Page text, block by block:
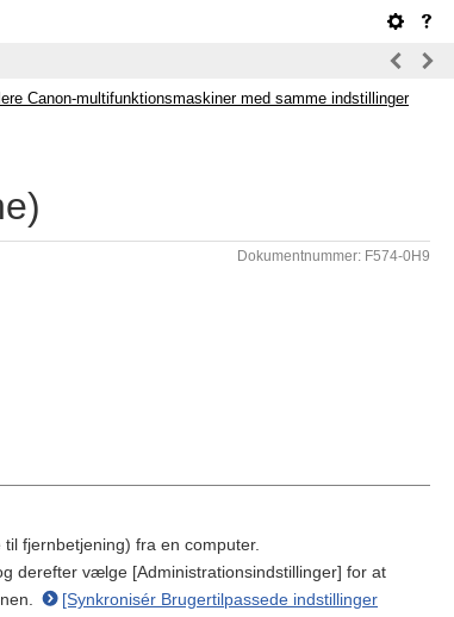
Canon-multifunktionsmaskiner med samme indstillinger
Dokumentnummer: F574-0H9
fjernbetjening) fra en computer.
derefter vælge [Administrationsindstillinger] for at
[Synkronisér Brugertilpassede indstillinger